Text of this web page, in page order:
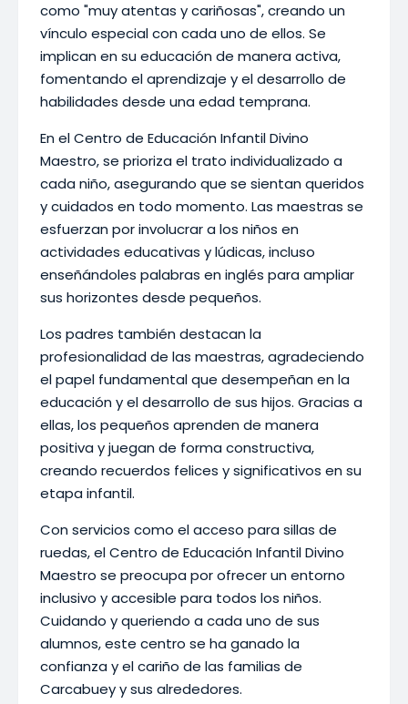
como "muy atentas y cariñosas", creando un
vínculo especial con cada uno de ellos. Se
implican en su educación de manera activa,
fomentando el aprendizaje y el desarrollo de
habilidades desde una edad temprana.
En el Centro de Educación Infantil Divino
Maestro, se prioriza el trato individualizado a
cada niño, asegurando que se sientan queridos
y cuidados en todo momento. Las maestras se
esfuerzan por involucrar a los niños en
actividades educativas y lúdicas, incluso
enseñándoles palabras en inglés para ampliar
sus horizontes desde pequeños.
Los padres también destacan la
profesionalidad de las maestras, agradeciendo
el papel fundamental que desempeñan en la
educación y el desarrollo de sus hijos. Gracias a
ellas, los pequeños aprenden de manera
positiva y juegan de forma constructiva,
creando recuerdos felices y significativos en su
etapa infantil.
Con servicios como el acceso para sillas de
ruedas, el Centro de Educación Infantil Divino
Maestro se preocupa por ofrecer un entorno
inclusivo y accesible para todos los niños.
Cuidando y queriendo a cada uno de sus
alumnos, este centro se ha ganado la
confianza y el cariño de las familias de
Carcabuey y sus alrededores.